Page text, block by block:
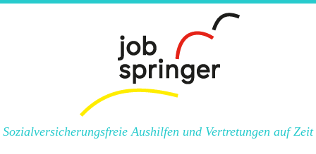
Sozialversicherungsfreie Aushilfen und Vertretungen auf Zeit